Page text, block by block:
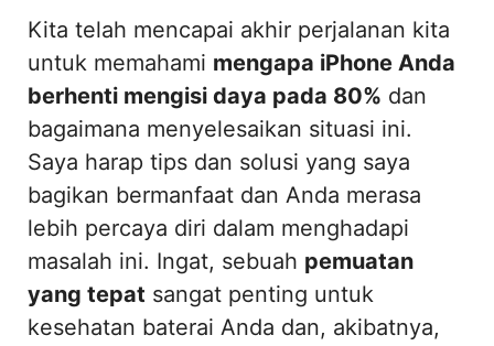
Kita telah mencapai akhir perjalanan kita
untuk memahami mengapa iPhone Anda
berhenti mengisi daya pada 80% dan
bagaimana menyelesaikan situasi ini.
Saya harap tips dan solusi yang saya
bagikan bermanfaat dan Anda merasa
lebih percaya diri dalam menghadapi
masalah ini. Ingat, sebuah pemuatan
yang tepat sangat penting untuk
kesehatan baterai Anda dan, akibatnya,